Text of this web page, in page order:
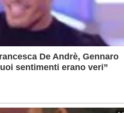
De Andrè, Gennaro
sentimenti erano veri”